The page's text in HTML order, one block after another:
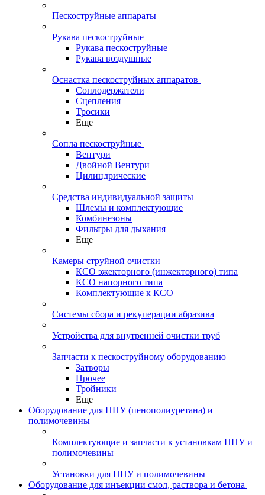
Пескоструйные аппараты
Рукава пескоструйные
Рукава пескоструйные
Рукава воздушные
Оснастка пескоструйных аппаратов
Соплодержатели
Сцепления
Тросики
Еще
Сопла пескоструйные
Вентури
Двойной Вентури
Цилиндрические
Средства индивидуальной защиты
Шлемы и комплектующие
Комбинезоны
Фильтры для дыхания
Еще
Камеры струйной очистки
КСО эжекторного (инжекторного) типа
КСО напорного типа
Комплектующие к КСО
Системы сбора и рекуперации абразива
Устройства для внутренней очистки труб
Запчасти к пескоструйному оборудованию
Затворы
Прочее
Тройники
Еще
Оборудование для ППУ (пенополиуретана) и
полимочевины
Комплектующие и запчасти к установкам ППУ и
полимочевины
Установки для ППУ и полимочевины
Оборудование для инъекции смол, раствора и бетона